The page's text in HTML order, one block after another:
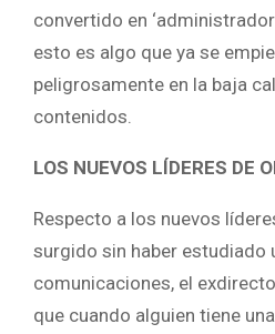
convertido en
esto es algo que ya se
peligrosamente en la baja
contenidos.
LOS NUEVOS LÍDERES DE
Respecto a los nuevos
surgido sin haber estudiado
comunicaciones, el
que cuando alguien tiene